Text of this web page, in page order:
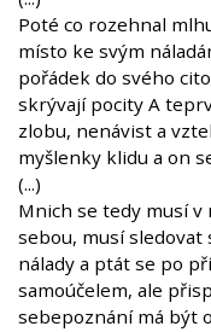
Poté co rozehnal
místo ke svým
pořádek do svého
skrývají pocity A
zlobu, nenávist a
myšlenky klidu a on
(...)
Mnich se tedy musí
sebou, musí sledovat
nálady a ptát se po
samoúčelem, ale
sebepoznání má být